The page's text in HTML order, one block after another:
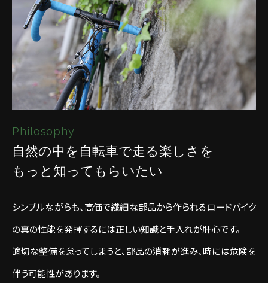
Philosophy
自然の中を自転車で走る楽しさを
もっと知ってもらいたい
シンプルながらも、高価で繊細な部品から作られるロードバイク
の真の性能を発揮するには正しい知識と手入れが肝心です。
適切な整備を怠ってしまうと、部品の消耗が進み、時には危険を
伴う可能性があります。